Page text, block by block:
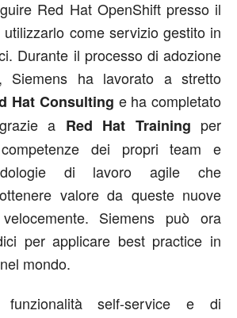
Red Hat OpenShift presso il
come servizio gestito in
Durante il processo di adozione
Siemens ha lavorato a stretto
Hat Consulting e ha completato
a Red Hat Training per
dei propri team e
di lavoro agile che
valore da queste nuove
Siemens può ora
per applicare best practice in
mondo.
funzionalità self-service e di